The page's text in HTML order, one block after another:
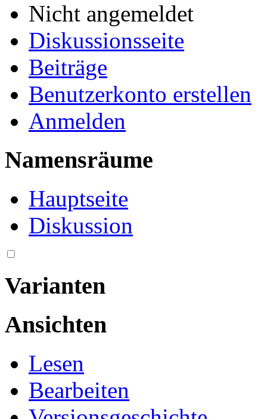
Nicht angemeldet
Diskussionsseite
Beiträge
Benutzerkonto erstellen
Anmelden
Namensräume
Hauptseite
Diskussion
Varianten
Ansichten
Lesen
Bearbeiten